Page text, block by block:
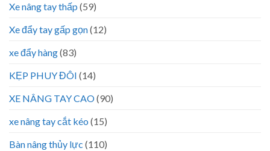
Xe nâng tay thấp (59)
Xe đẩy tay gấp gọn(12)
xe đẩy hàng(83)
KẸP PHUY ĐÔI (14)
XE NÂNG TAY CAO(90)
xe nâng tay cắt kéo (15)
Bàn nâng thủy lực (110)